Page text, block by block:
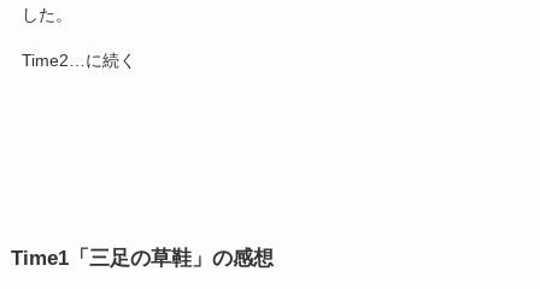
した。
Time2…に続く
Time1「三足の草鞋」の感想